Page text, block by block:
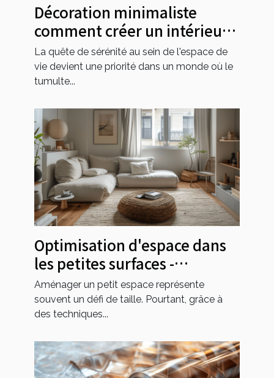
Décoration minimaliste
comment créer un intérieur
zen sans encombrement
La quête de sérénité au sein de l'espace de
vie devient une priorité dans un monde où le
tumulte...
Optimisation d'espace dans
les petites surfaces -
Techniques et meubles
intelligents pour maximiser
l'espace
Aménager un petit espace représente
souvent un défi de taille. Pourtant, grâce à
des techniques...